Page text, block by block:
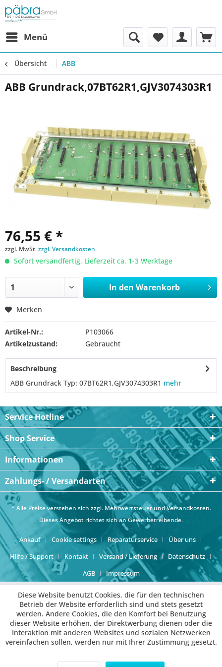
Menü
Übersicht ABB
ABB Grundrack,07BT62R1,GJV3074303R1
76,55 € *
zzgl. MwSt.zzgl. Versandkosten
Sofort versandfertig, Lieferzeit ca. 1-3 Werktage
In den Warenkorb
Merken
Artikel-Nr.:
P103066
Artikelzustand:
Gebraucht
Beschreibung
ABB Grundrack Typ: 07BT62R1,GJV3074303R1 mehr
Service Hotline
Shop Service
Informationen
Zahlungs- / Versandarten
* Alle Preise verstehen sich zzgl. Mehrwertsteuer undVersandkosten.
Dieses Angebot richtet sich an Gewerbetreibende.
Ankauf Cookie settings Reparaturservice
Über uns
Hilfe / Support
Kontakt Versand / Lieferung
Datenschutz
AGB
Impressum
Diese Website benutzt Cookies, die für den technischen
Betrieb der Website erforderlich sind und stets gesetzt
werden. Andere Cookies, die den Komfort bei Benutzung
dieser Website erhöhen, der Direktwerbung dienen oder die
Interaktion mit anderen Websites und sozialen Netzwerken
vereinfachen sollen, werden nur mit Ihrer Zustimmung gesetzt.